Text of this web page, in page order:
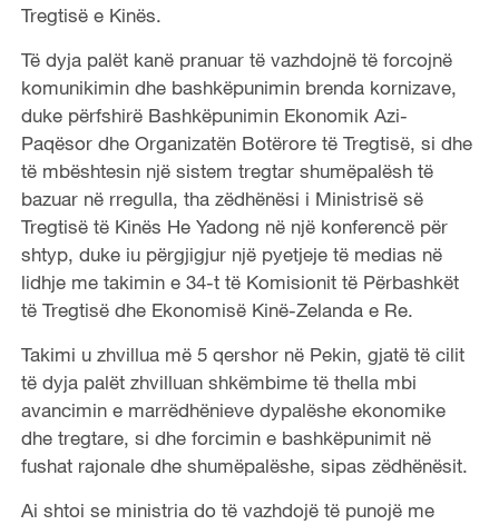
Tregtisë e Kinës.
Të dyja palët kanë pranuar të vazhdojnë të forcojnë
komunikimin dhe bashkëpunimin brenda kornizave,
duke përfshirë Bashkëpunimin Ekonomik Azi-
Paqësor dhe Organizatën Botërore të Tregtisë, si dhe
të mbështesin një sistem tregtar shumëpalësh të
bazuar në rregulla, tha zëdhënësi i Ministrisë së
Tregtisë të Kinës He Yadong në një konferencë për
shtyp, duke iu përgjigjur një pyetjeje të medias në
lidhje me takimin e 34-t të Komisionit të Përbashkët
të Tregtisë dhe Ekonomisë Kinë-Zelanda e Re.
Takimi u zhvillua më 5 qershor në Pekin, gjatë të cilit
të dyja palët zhvilluan shkëmbime të thella mbi
avancimin e marrëdhënieve dypalëshe ekonomike
dhe tregtare, si dhe forcimin e bashkëpunimit në
fushat rajonale dhe shumëpalëshe, sipas zëdhënësit.
Ai shtoi se ministria do të vazhdojë të punojë me